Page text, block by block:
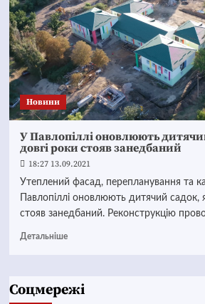
Новини
У Павлопіллі оновлюють
довгі роки стояв занедбаний
18:27 13.09.2021
Утеплений фасад, перепланування та
Павлопіллі оновлюють дитячий садок,
стояв занедбаний. Реконструкцію
Детальніше
Соцмережі